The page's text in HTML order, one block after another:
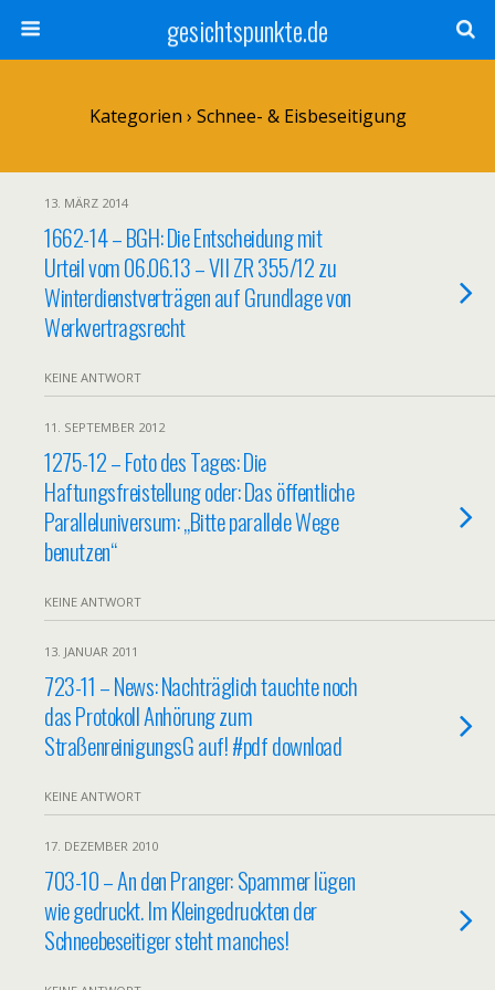
gesichtspunkte.de
Kategorien › Schnee- & Eisbeseitigung
13. MÄRZ 2014
1662-14 – BGH: Die Entscheidung mit
Urteil vom 06.06.13 – VII ZR 355/12 zu
Winterdienstverträgen auf Grundlage von
Werkvertragsrecht
KEINE ANTWORT
11. SEPTEMBER 2012
1275-12 – Foto des Tages: Die
Haftungsfreistellung oder: Das öffentliche
Paralleluniversum: „Bitte parallele Wege
benutzen“
KEINE ANTWORT
13. JANUAR 2011
723-11 – News: Nachträglich tauchte noch
das Protokoll Anhörung zum
StraßenreinigungsG auf! #pdf download
KEINE ANTWORT
17. DEZEMBER 2010
703-10 – An den Pranger: Spammer lügen
wie gedruckt. Im Kleingedruckten der
Schneebeseitiger steht manches!